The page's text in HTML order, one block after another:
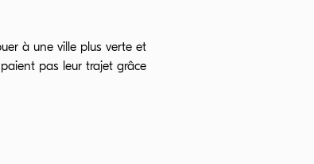
à une ville plus verte et
pas leur trajet grâce